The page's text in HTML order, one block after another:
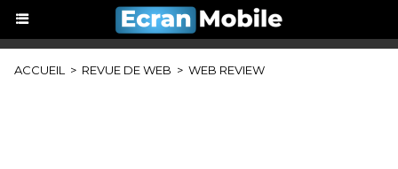
ACCUEIL > REVUE DE WEB > WEB REVIEW